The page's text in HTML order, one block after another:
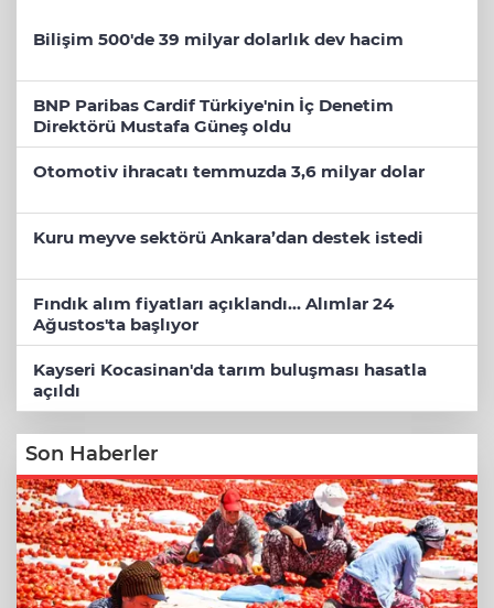
Bilişim 500'de 39 milyar dolarlık dev hacim
BNP Paribas Cardif Türkiye'nin İç Denetim
Direktörü Mustafa Güneş oldu
Otomotiv ihracatı temmuzda 3,6 milyar dolar
Kuru meyve sektörü Ankara’dan destek istedi
Fındık alım fiyatları açıklandı... Alımlar 24
Ağustos'ta başlıyor
Kayseri Kocasinan'da tarım buluşması hasatla
açıldı
Son Haberler